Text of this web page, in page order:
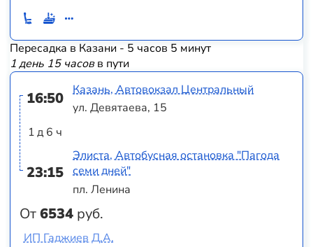
Пересадка в Казани - 5 часов 5 минут
1 день 15 часовв пути
16:50
1 д 6 ч
23:15
От6534 руб.
Казань, Автовокзал Центральный
ул. Девятаева, 15
Элиста, Автобусная остановка "Пагода
семи дней"
пл. Ленина
ИП Гаджиев Д.А.